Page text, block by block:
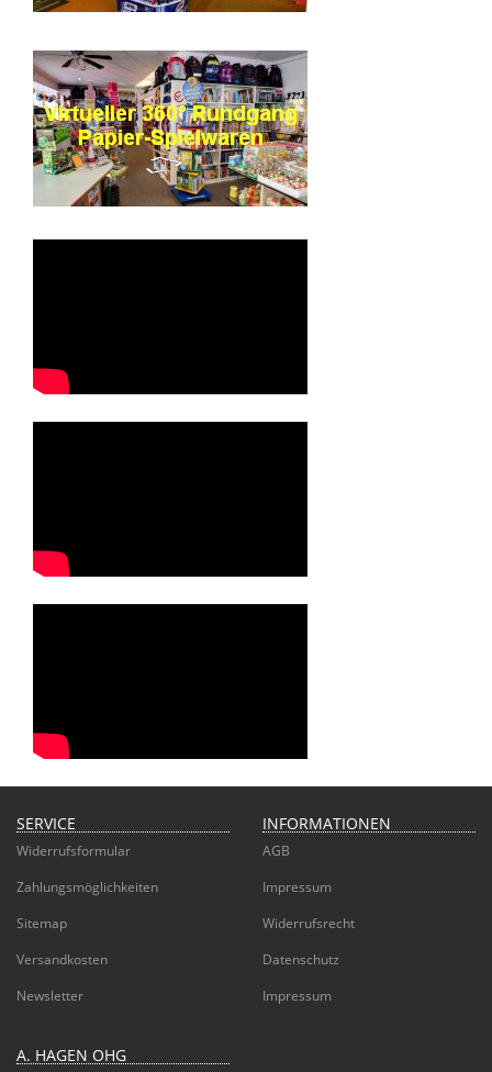
SERVICE
Widerrufsformular
Zahlungsmöglichkeiten
Sitemap
Versandkosten
Newsletter
INFORMATIONEN
AGB
Impressum
Widerrufsrecht
Datenschutz
Impressum
A. HAGEN OHG